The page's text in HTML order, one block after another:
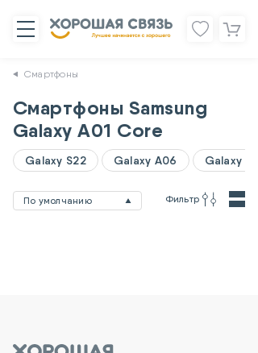
Смартфоны
Смартфоны Samsung
Galaxy A01 Core
Galaxy S22 Galaxy A06 Galaxy
По умолчанию Фильтр